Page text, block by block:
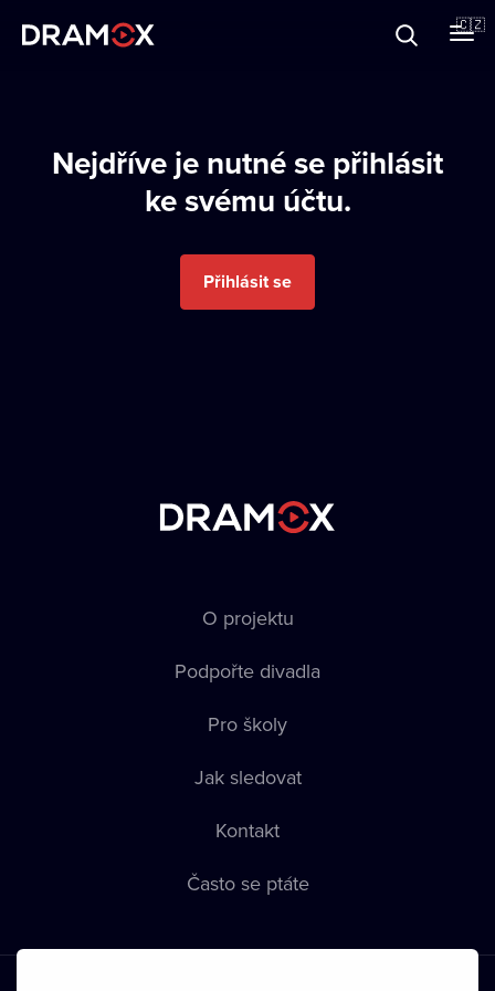
🇨🇿
Registrujte se
Nejdříve je nutné se přihlásit
ke svému účtu.
Přihlásit se
O projektu
Podpořte divadla
Pro školy
Jak sledovat
Kontakt
Často se ptáte